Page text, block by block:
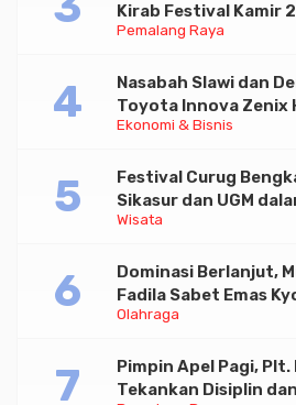
Pemalang Raya
Kirab Festival Kamir
Ekonomi & Bisnis
Nasabah Slawi dan
Toyota Innova Zenix
Tabungan Bima Bank
Wisata
Festival Curug
Sikasur dan UGM
Wisata serta UMKM
Olahraga
Dominasi Berlanjut,
Fadila Sabet Emas
Taekwondo
Pimpin Apel Pagi,
Tekankan Disiplin